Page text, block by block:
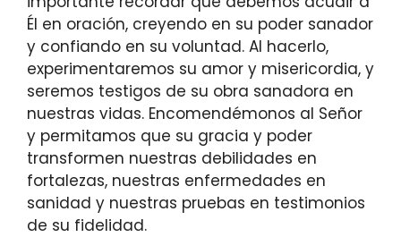
Él en oración, creyendo en su poder sanador
y confiando en su voluntad. Al hacerlo,
experimentaremos su amor y misericordia, y
seremos testigos de su obra sanadora en
nuestras vidas. Encomendémonos al Señor
y permitamos que su gracia y poder
transformen nuestras debilidades en
fortalezas, nuestras enfermedades en
sanidad y nuestras pruebas en testimonios
de su fidelidad.